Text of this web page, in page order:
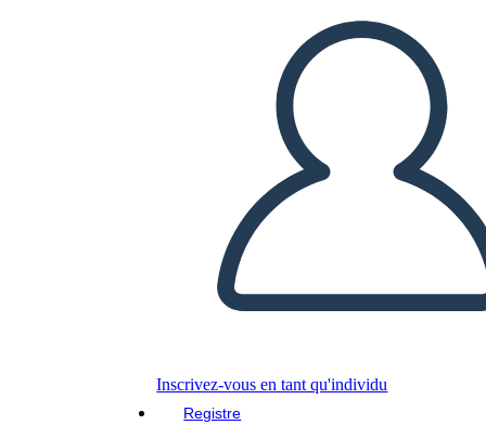
Inscrivez-vous en tant qu'individu
Registre
LIRE LE DIAPORAMA
LIS-MOI